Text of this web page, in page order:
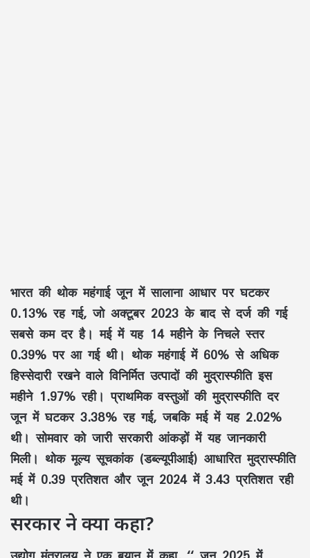
भारत की थोक महंगाई जून में सालाना आधार पर घटकर
0.13% रह गई, जो अक्टूबर 2023 के बाद से दर्ज की गई
सबसे कम दर है। मई में यह 14 महीने के निचले स्तर
0.39% पर आ गई थी। थोक महंगाई में 60% से अधिक
हिस्सेदारी रखने वाले विनिर्मित उत्पादों की मुद्रास्फीति इस
महीने 1.97% रही। प्राथमिक वस्तुओं की मुद्रास्फीति दर
जून में घटकर 3.38% रह गई, जबकि मई में यह 2.02%
थी। सोमवार को जारी सरकारी आंकड़ों में यह जानकारी
मिली। थोक मूल्य सूचकांक (डब्ल्यूपीआई) आधारित मुद्रास्फीति
मई में 0.39 प्रतिशत और जून 2024 में 3.43 प्रतिशत रही
थी।
सरकार ने क्या कहा?